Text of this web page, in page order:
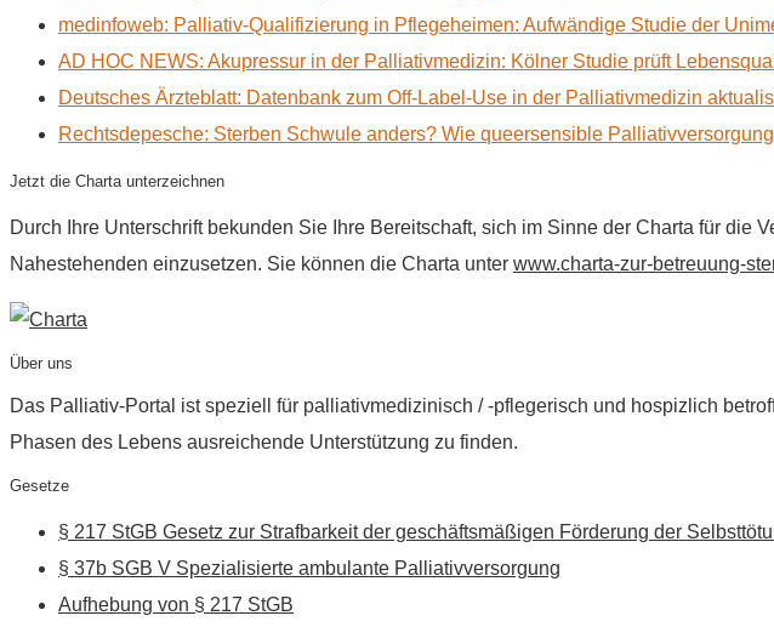
medinfoweb: Palliativ-Qualifizierung in Pflegeheimen: Aufwändige Studie der
AD HOC NEWS: Akupressur in der Palliativmedizin: Kölner Studie prüft
Deutsches Ärzteblatt: Datenbank zum Off-Label-Use in der Palliativmedizin
Rechtsdepesche: Sterben Schwule anders? Wie queersensible
Jetzt die Charta unterzeichnen
Durch Ihre Unterschrift bekunden Sie Ihre Bereitschaft, sich im Sinne der Charta für
Nahestehenden einzusetzen. Sie können die Charta unter www.charta-zur-betreuung-
Über uns
Das Palliativ-Portal ist speziell für palliativmedizinisch / -pflegerisch und hospizlich
Phasen des Lebens ausreichende Unterstützung zu finden.
Gesetze
§ 217 StGB Gesetz zur Strafbarkeit der geschäftsmäßigen Förderung der
§ 37b SGB V Spezialisierte ambulante Palliativversorgung
Aufhebung von § 217 StGB